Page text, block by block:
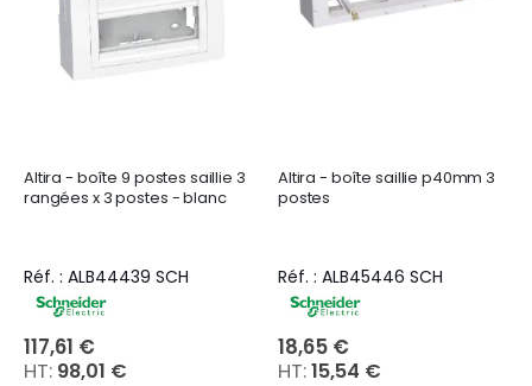
Altira - boîte 9 postes saillie 3
rangées x 3 postes - blanc
Réf. : ALB44439 SCH
117,61 €
98,01 €
Altira - boîte saillie p40mm 3
postes
Réf. : ALB45446 SCH
18,65 €
15,54 €